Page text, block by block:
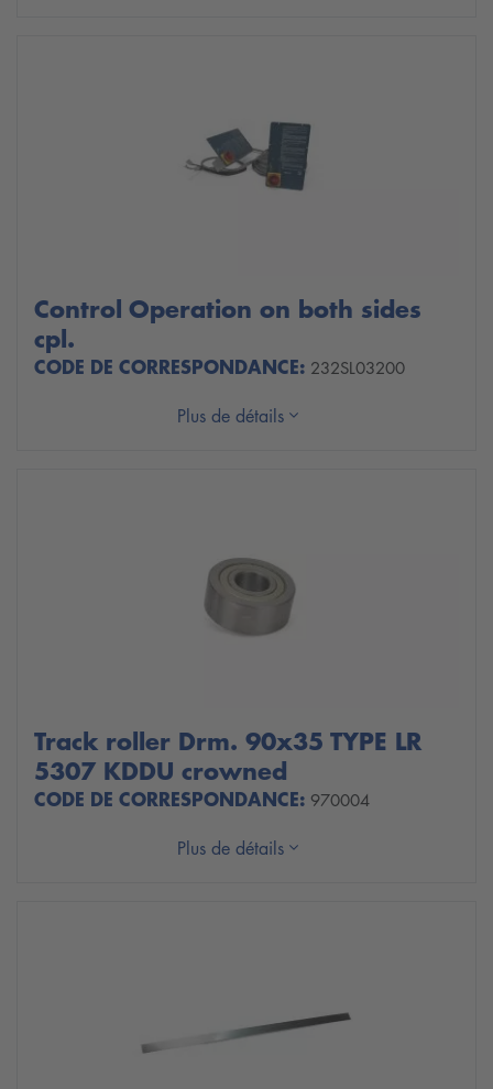
Control Operation on both sides
cpl.
CODE DE CORRESPONDANCE: 232SL03200
Plus de détails
Track roller Drm. 90x35 TYPE LR
5307 KDDU crowned
CODE DE CORRESPONDANCE: 970004
Plus de détails